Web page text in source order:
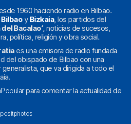
1960 haciendo radio en Bilbao.
Bilbao y Bizkaia, los partidos del
del Bacalao’, noticias de sucesos,
política, religión y obra social.
es una emisora de radio fundada
del obispado de Bilbao con una
que va dirigida a todo el
para comentar la actualidad de